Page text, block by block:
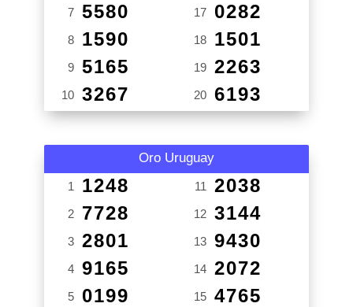
7 5580
8 1590
9 5165
10 3267
17 0282
18 1501
19 2263
20 6193
Oro Uruguay
1 1248
2 7728
3 2801
4 9165
5 0199
11 2038
12 3144
13 9430
14 2072
15 4765